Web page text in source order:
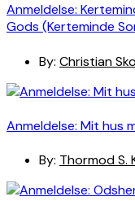
Anmeldelse:
Gods (Kerteminde
By: Christian
Anmeldelse: Mit hus
By: Thormod S.